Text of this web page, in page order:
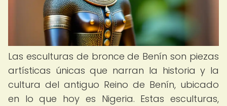
Las esculturas de bronce de Benín son piezas
artísticas únicas que narran la historia y la
cultura del antiguo Reino de Benín, ubicado
en lo que hoy es Nigeria. Estas esculturas,